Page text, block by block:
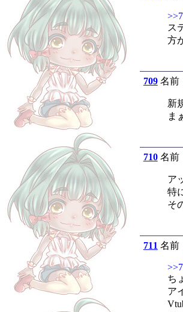
ス
方
709名前
新
ま
710名前
ア
特
そ
711 名前
ち
ア